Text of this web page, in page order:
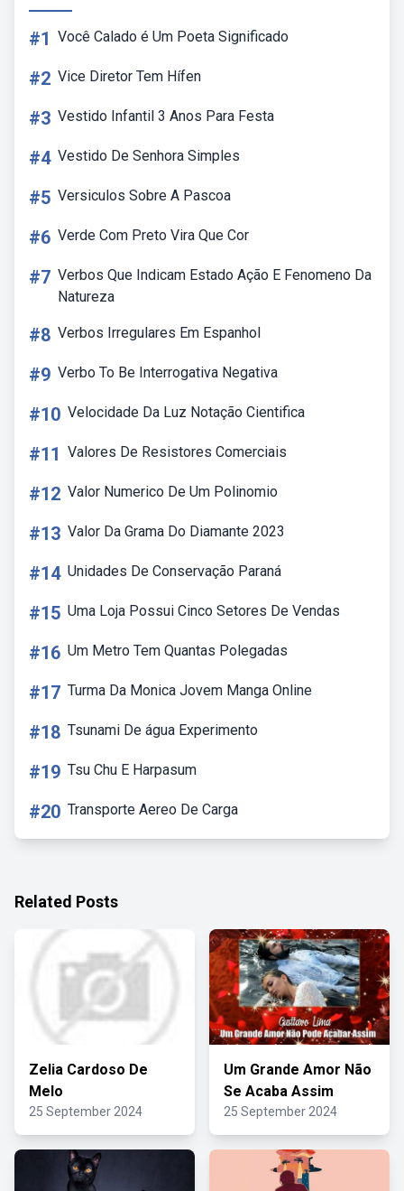
#1 Você Calado é Um Poeta Significado
#2 Vice Diretor Tem Hífen
#3 Vestido Infantil 3 Anos Para Festa
#4 Vestido De Senhora Simples
#5 Versiculos Sobre A Pascoa
#6 Verde Com Preto Vira Que Cor
#7 Verbos Que Indicam Estado Ação E Fenomeno Da
Natureza
#8 Verbos Irregulares Em Espanhol
#9 Verbo To Be Interrogativa Negativa
#10 Velocidade Da Luz Notação Cientifica
#11 Valores De Resistores Comerciais
#12 Valor Numerico De Um Polinomio
#13 Valor Da Grama Do Diamante 2023
#14 Unidades De Conservação Paraná
#15 Uma Loja Possui Cinco Setores De Vendas
#16 Um Metro Tem Quantas Polegadas
#17 Turma Da Monica Jovem Manga Online
#18 Tsunami De água Experimento
#19 Tsu Chu E Harpasum
#20 Transporte Aereo De Carga
Related Posts
Zelia Cardoso De
Melo
25 September 2024
Um Grande Amor Não
Se Acaba Assim
25 September 2024